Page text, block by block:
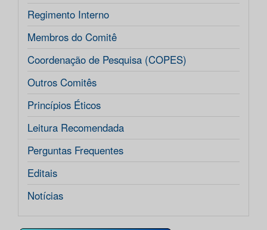
Regimento Interno
Membros do Comitê
Coordenação de Pesquisa (COPES)
Outros Comitês
Princípios Éticos
Leitura Recomendada
Perguntas Frequentes
Editais
Notícias